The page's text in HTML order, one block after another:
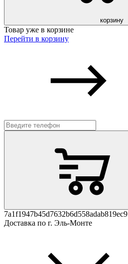
корзину
Товар уже в корзине
Перейти в корзину
7a1f1947b45d7632b6d558adab819ec9
Доставка по г. Эль-Монте